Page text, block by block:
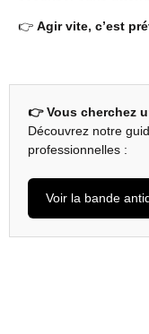
👉 Agir vite, c’est
👉 Vous cherchez
Découvrez notre
professionnelles :
Voir la bande